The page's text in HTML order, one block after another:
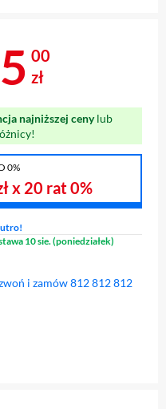
985 zł
00
zł
najniższej cenylub
0%
x 20 rat0%
10 sie. (poniedziałek)
i zamów812 812 812